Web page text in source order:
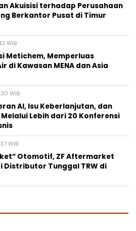
Akuisisi terhadap Perusahaan
Berkantor Pusat di Timur
WIB
Metichem, Memperluas
di Kawasan MENA dan Asia
WIB
AI, Isu Keberlanjutan, dan
Lebih dari 20 Konferensi
WIB
Otomotif, ZF Aftermarket
Distributor Tunggal TRW di